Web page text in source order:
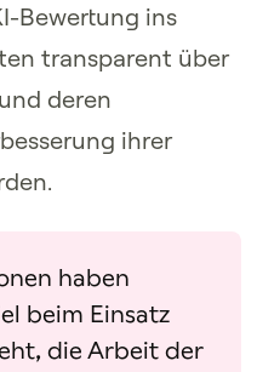
Bewertung ins
transparent über
deren
ihrer
haben
beim Einsatz
die Arbeit der